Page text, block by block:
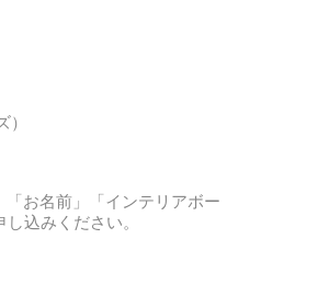
お名前」「インテリアボー
込みください。